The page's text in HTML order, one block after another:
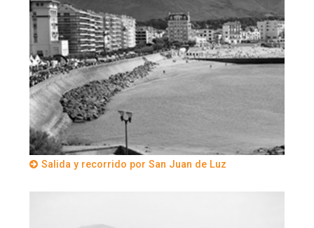
Salida y recorrido por San Juan de Luz